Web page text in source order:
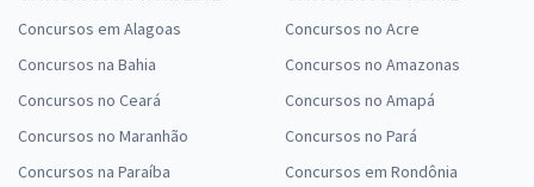
Concursos em Alagoas
Concursos na Bahia
Concursos no Ceará
Concursos no Maranhão
Concursos na Paraíba
Concursos no Acre
Concursos no Amazonas
Concursos no Amapá
Concursos no Pará
Concursos em Rondônia